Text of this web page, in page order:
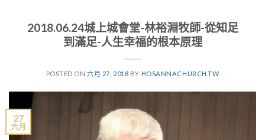
2018.06.24城上城會堂-林裕淵牧師-從知足
到滿足-人生幸福的根本原理
POSTED ON六月 27, 2018 BY HOSANNACHURCH.TW
27
六月